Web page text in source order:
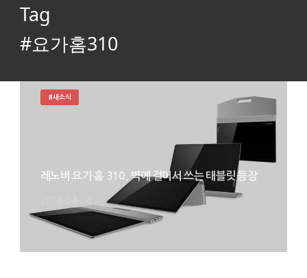
Tag
#요가홈310
레노버 요가 홈 310, 벽에 걸어서 쓰는 태블릿 등장
#새소식